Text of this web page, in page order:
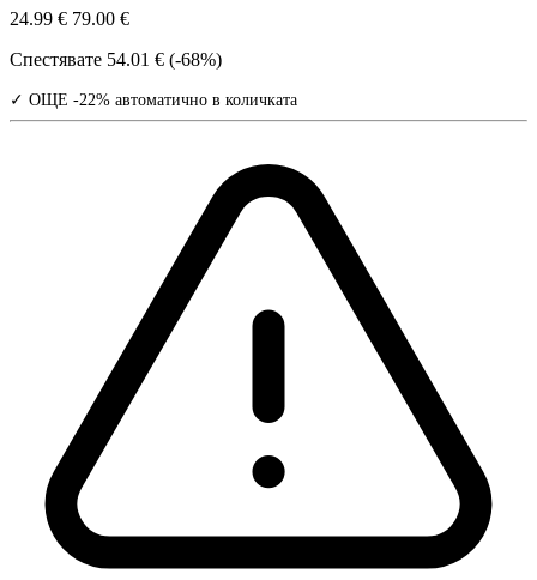
24.99 € 79.00 €
Спестявате 54.01 € (-68%)
✓ ОЩЕ -22% автоматично в количката